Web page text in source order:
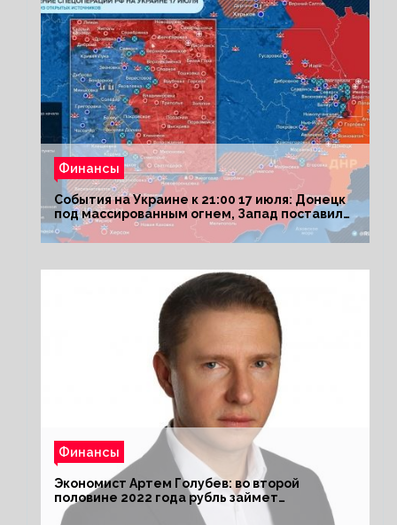
Финансы
События на Украине к 21:00 17 июля: Донецк
под массированным огнем, Запад поставил
Киеву ультиматум
Финансы
Экономист Артем Голубев: во второй
половине 2022 года рубль займет
комфортный курс